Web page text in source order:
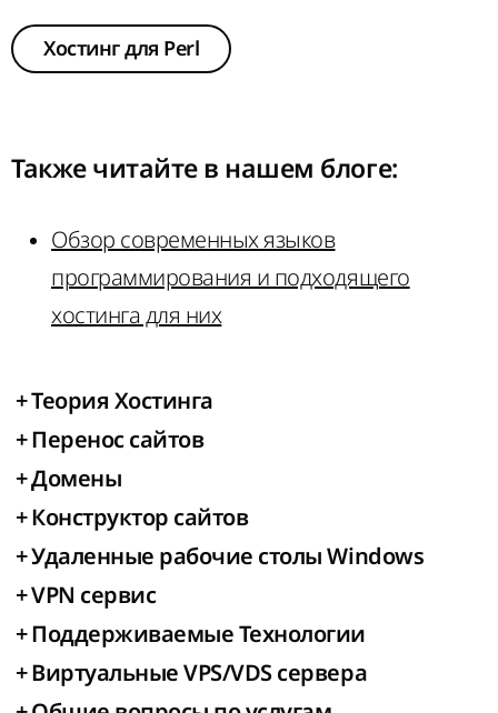
+Теория Хостинга
+Перенос сайтов
+Домены
+Конструктор сайтов
+Удаленные рабочие столы Windows
+VPN сервис
+Поддерживаемые Технологии
+Виртуальные VPS/VDS сервера
Хостинг для Perl
Также читайте в нашем блоге:
Обзор современных языков
программирования и подходящего
хостинга для них